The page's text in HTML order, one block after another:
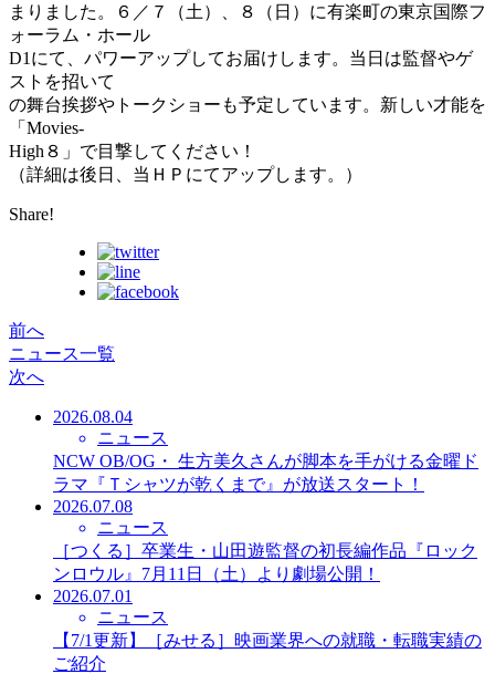
まりました。６／７（土）、８（日）に有楽町の東京国際フ
ォーラム・ホール
D1にて、パワーアップしてお届けします。当日は監督やゲ
ストを招いて
の舞台挨拶やトークショーも予定しています。新しい才能を
「Movies-
High８」で目撃してください！
（詳細は後日、当ＨＰにてアップします。）
Share!
前へ
ニュース一覧
次へ
2026.08.04
ニュース
NCW OB/OG・ 生方美久さんが脚本を手がける金曜ド
ラマ『Ｔシャツが乾くまで』が放送スタート！
2026.07.08
ニュース
［つくる］卒業生・山田遊監督の初長編作品『ロック
ンロウル』7月11日（土）より劇場公開！
2026.07.01
ニュース
【7/1更新】［みせる］映画業界への就職・転職実績の
ご紹介